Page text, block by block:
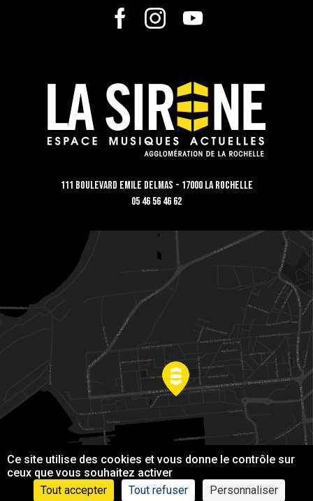
Ce site utilise des cookies et vous donne le contrôle sur
ceux que vous souhaitez activer
Tout accepter
Tout refuser Personnaliser
111 Boulevard Emile Delmas - 17000 La Rochelle
05 46 56 46 62